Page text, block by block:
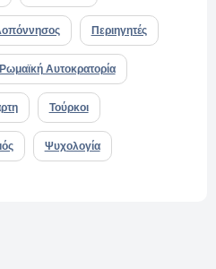
Περιηγητές
Ρωμαϊκή Αυτοκρατορία
Τούρκοι
Ψυχολογία